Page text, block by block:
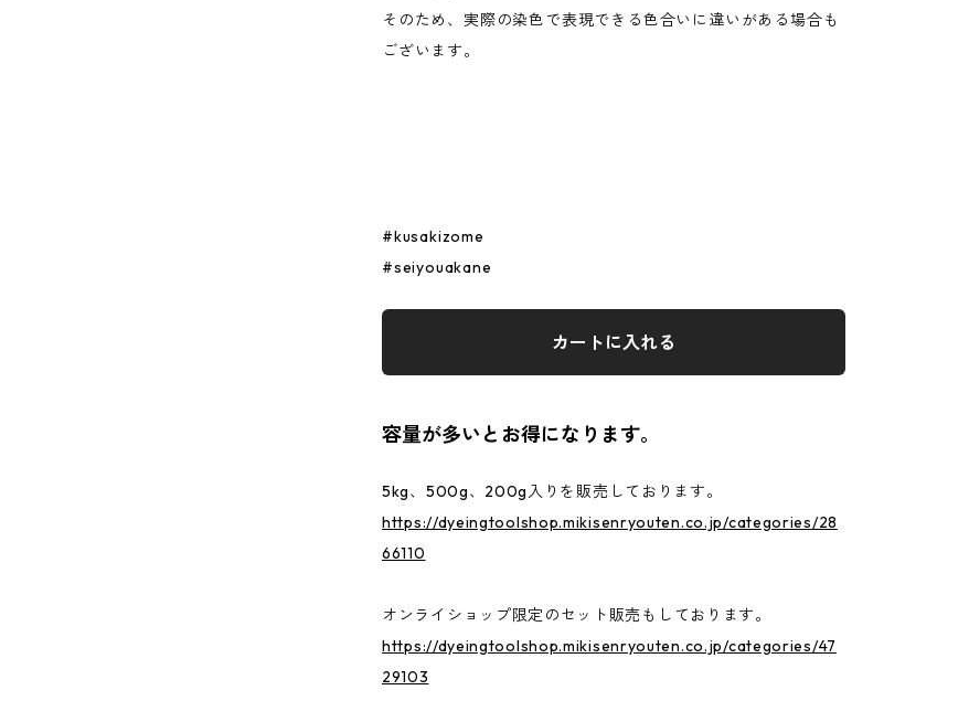
そのため、実際の染色で表現できる色合いに違いがある場合も
ございます。
#kusakizome
#seiyouakane
カートに入れる
容量が多いとお得になります。
5kg、500g、200g入りを販売しております。
https://dyeingtoolshop.mikisenryouten.co.jp/categories/28
66110
オンライショップ限定のセット販売もしております。
https://dyeingtoolshop.mikisenryouten.co.jp/categories/47
29103